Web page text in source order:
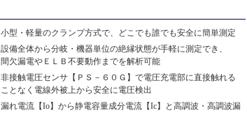
小型・軽量のクランプ方式で、どこでも誰でも安全に簡単測定
設備全体から分岐・機器単位の絶縁状態が手軽に測定でき、
間欠漏電やＥＬＢ不要動作までを解析可能
非接触電圧センサ【ＰＳ－６０Ｇ】で電圧充電部に直接触れる
ことなく電線外被上から安全に電圧検出
漏れ電流【Io】から静電容量成分電流【Ic】と高調波・高調波漏